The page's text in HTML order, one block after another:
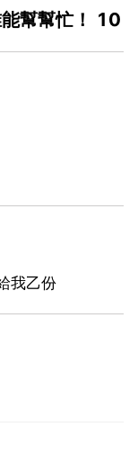
幫幫忙！ 10
我乙份